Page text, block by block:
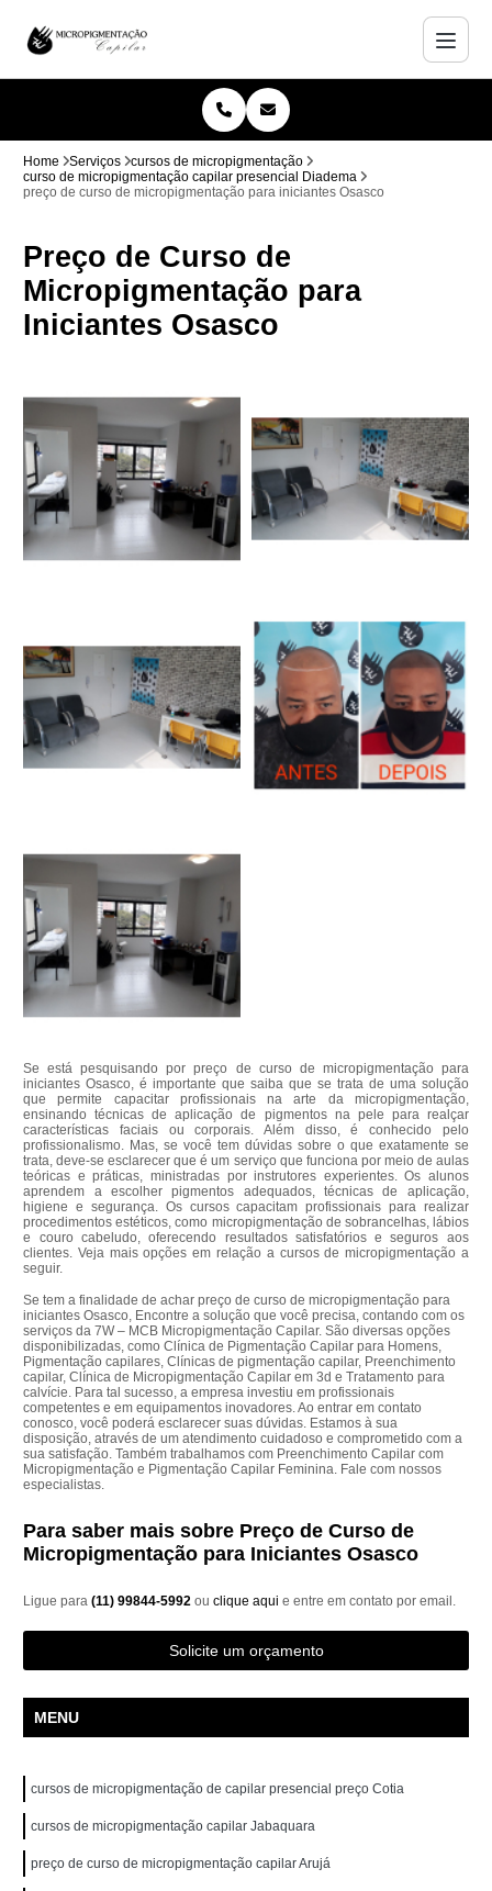
Home Serviços
cursos de micropigmentação
curso de micropigmentação capilar presencial Diadema
preço de curso de micropigmentação para iniciantes Osasco
Preço de Curso de
Micropigmentação para
Iniciantes Osasco
Se está pesquisando por preço de curso de micropigmentação para
iniciantes Osasco, é importante que saiba que se trata de uma solução
que permite capacitar profissionais na arte da micropigmentação,
ensinando técnicas de aplicação de pigmentos na pele para realçar
características faciais ou corporais. Além disso, é conhecido pelo
profissionalismo. Mas, se você tem dúvidas sobre o que exatamente se
trata, deve-se esclarecer que é um serviço que funciona por meio de aulas
teóricas e práticas, ministradas por instrutores experientes. Os alunos
aprendem a escolher pigmentos adequados, técnicas de aplicação,
higiene e segurança. Os cursos capacitam profissionais para realizar
procedimentos estéticos, como micropigmentação de sobrancelhas, lábios
e couro cabeludo, oferecendo resultados satisfatórios e seguros aos
clientes. Veja mais opções em relação a cursos de micropigmentação a
seguir.
Se tem a finalidade de achar preço de curso de micropigmentação para
iniciantes Osasco, Encontre a solução que você precisa, contando com os
serviços da 7W – MCB Micropigmentação Capilar. São diversas opções
disponibilizadas, como Clínica de Pigmentação Capilar para Homens,
Pigmentação capilares, Clínicas de pigmentação capilar, Preenchimento
capilar, Clínica de Micropigmentação Capilar em 3d e Tratamento para
calvície. Para tal sucesso, a empresa investiu em profissionais
competentes e em equipamentos inovadores. Ao entrar em contato
conosco, você poderá esclarecer suas dúvidas. Estamos à sua
disposição, através de um atendimento cuidadoso e comprometido com a
sua satisfação. Também trabalhamos com Preenchimento Capilar com
Micropigmentação e Pigmentação Capilar Feminina. Fale com nossos
especialistas.
Para saber mais sobre Preço de Curso de
Micropigmentação para Iniciantes Osasco
Ligue para(11) 99844-5992ouclique aqui e entre em contato por email.
Solicite um orçamento
MENU
cursos de micropigmentação de capilar presencial preço Cotia
cursos de micropigmentação capilar Jabaquara
preço de curso de micropigmentação capilar Arujá